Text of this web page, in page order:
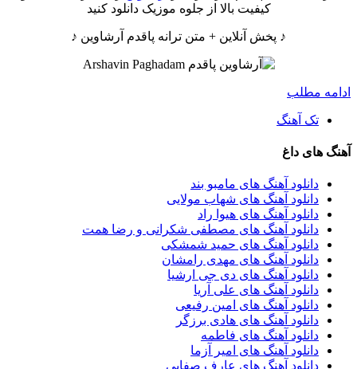
کیفیت بالا از جلوه موزیک دانلود کنید
♪ پخش آنلاین + متن ترانه پاقدم آرشاوین ♪
ادامه مطلب
تک آهنگ
آهنگ های داغ
دانلود آهنگ های مامبو بند
دانلود آهنگ های شهاب مولایی
دانلود آهنگ های هیوا راد
دانلود آهنگ های مصطفی شکرانی و رضا همت
دانلود آهنگ های حمید شمشکی
دانلود آهنگ های مهدی رامشان
دانلود آهنگ های دی جی ارشیا
دانلود آهنگ های علی آریا
دانلود آهنگ های امین رفیعی
دانلود آهنگ های هادی برزگر
دانلود آهنگ های فاطمه
دانلود آهنگ های امیر آزما
دانلود آهنگ های عارف صفایی